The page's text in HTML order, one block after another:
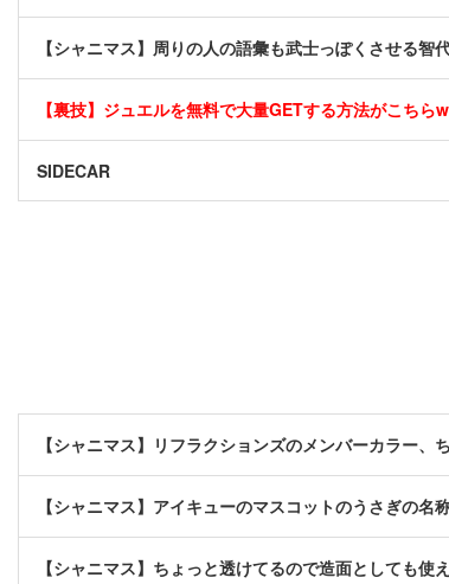
【シャニマス】周りの人の語彙も武士っぽくさせる智
【裏技】ジュエルを無料で大量GETする方法がこち
SIDECAR
【シャニマス】リフラクションズのメンバーカラー、
【シャニマス】アイキューのマスコットのうさぎの名
【シャニマス】ちょっと透けてるので造面としても